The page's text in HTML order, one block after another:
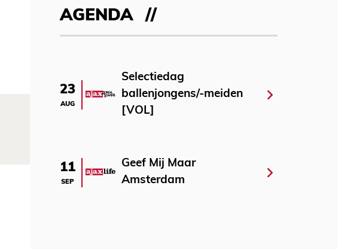
AGENDA
23
AUG
Selectiedag
ballenjongens/-meiden
[VOL]
11
SEP
Geef Mij Maar
Amsterdam